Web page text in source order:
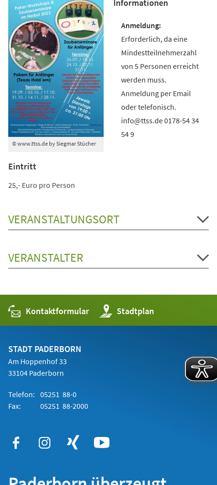
© www.ttss.de by Siegmar Stücher
Informationen
Erforderlich, da eine
Mindestteilnehmerzahl
von 5 Personen erreicht
werden muss.
Anmeldung per Email
oder telefonisch.
info@ttss.de 0178-54 34
54 9
Eintritt
25,- Euro pro Person
VERANSTALTUNGSORT
VERANSTALTER
Kontaktformular Stadtplan
(Öffnet
in
einem
STADT PADERBORN
Am Hoppenhof 33
33104 Paderborn
Telefon: 05251 88-0
Fax:
05251 88-2000